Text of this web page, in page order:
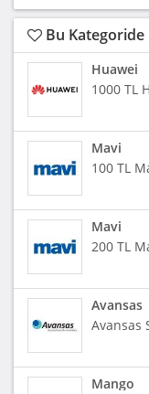
Bu
Huawei
1000 TL
Mavi
100 TL
Mavi
200 TL
Avansas
Avansas
Mango